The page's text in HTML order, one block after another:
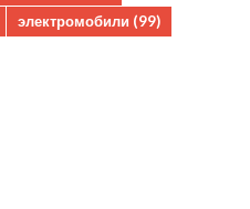
электромобили (99)